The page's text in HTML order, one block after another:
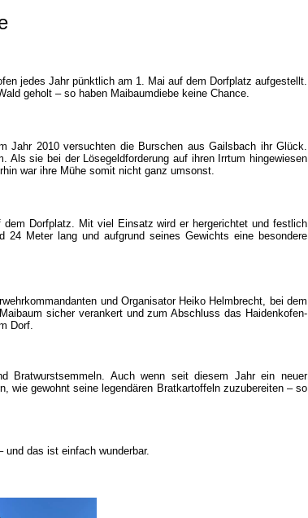
jedes Jahr pünktlich am 1. Mai auf dem Dorfplatz aufgestellt.
geholt – so haben Maibaumdiebe keine Chance.
Jahr 2010 versuchten die Burschen aus Gailsbach ihr Glück.
Als sie bei der Lösegeldforderung auf ihren Irrtum hingewiesen
war ihre Mühe somit nicht ganz umsonst.
Dorfplatz. Mit viel Einsatz wird er hergerichtet und festlich
Meter lang und aufgrund seines Gewichts eine besondere
und Organisator Heiko Helmbrecht, bei dem
sicher verankert und zum Abschluss das Haidenkofen-
Dorf.
Bratwurstsemmeln. Auch wenn seit diesem Jahr ein neuer
wie gewohnt seine legendären Bratkartoffeln zuzubereiten – so
und das ist einfach wunderbar.